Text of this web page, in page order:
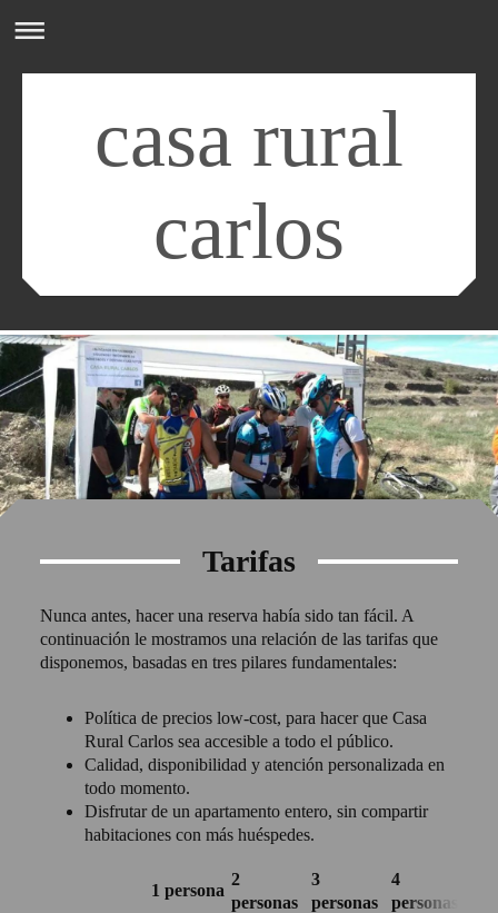
casa rural
carlos
Tarifas
Nunca antes, hacer una reserva había sido tan fácil. A
continuación le mostramos una relación de las tarifas que
disponemos, basadas en tres pilares fundamentales:
Política de precios low-cost, para hacer que Casa
Rural Carlos sea accesible a todo el público.
Calidad, disponibilidad y atención personalizada en
todo momento.
Disfrutar de un apartamento entero, sin compartir
habitaciones con más huéspedes.
1 persona
2
personas
3
personas
4
personas